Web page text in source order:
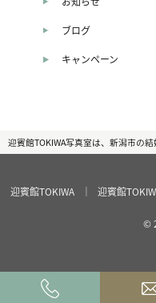
ブログ
キャンペーン
迎賓館TOKIWA写真室は、新潟市の
迎賓館TOKIWA ｜ 迎賓館
©